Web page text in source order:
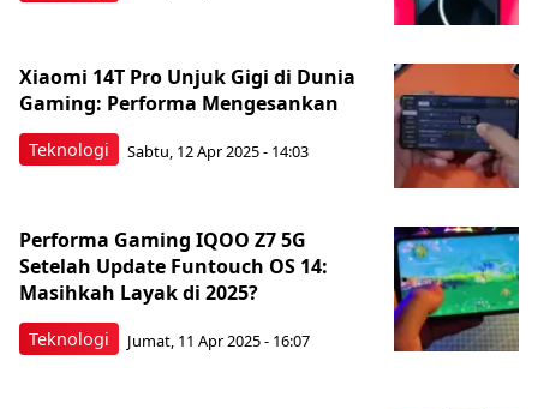
Teknologi
Xiaomi 14T Pro Unjuk Gigi di Dunia
Gaming: Performa Mengesankan
Sabtu, 12 Apr 2025 - 14:03
Teknologi
Performa Gaming IQOO Z7 5G
Setelah Update Funtouch OS 14:
Masihkah Layak di 2025?
Jumat, 11 Apr 2025 - 16:07